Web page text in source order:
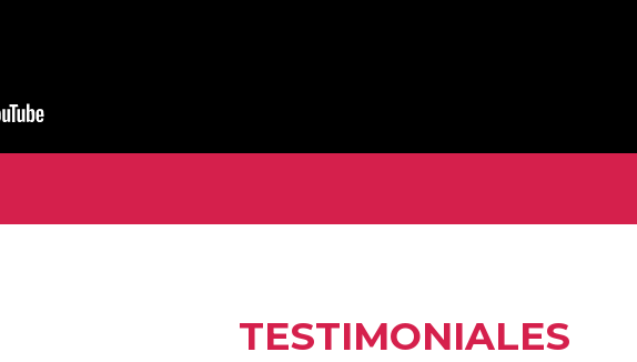
TESTIMONIALES